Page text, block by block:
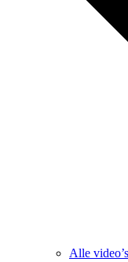
Alle video’s